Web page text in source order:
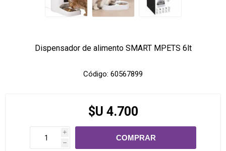
Dispensador de alimento SMART MPETS 6lt
Código: 60567899
$U 4.700
i
h